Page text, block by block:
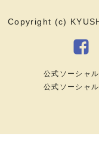
Copyright (c)
公式ソーシャ
公式ソーシャ